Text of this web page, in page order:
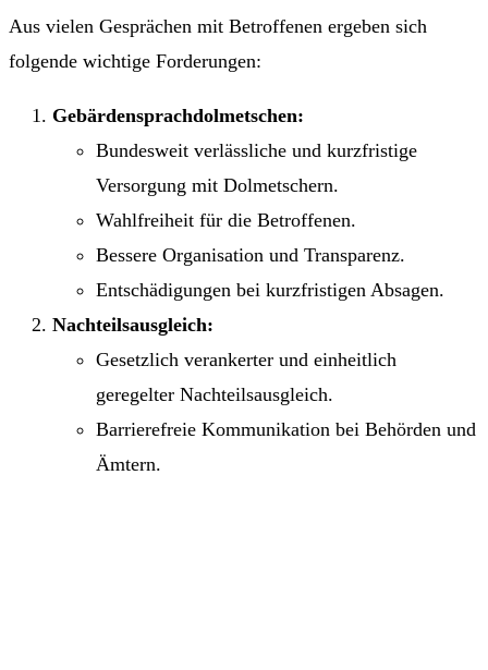
Aus vielen Gesprächen mit Betroffenen ergeben sich
folgende wichtige Forderungen:
Gebärdensprachdolmetschen:
Bundesweit verlässliche und kurzfristige
Versorgung mit Dolmetschern.
Wahlfreiheit für die Betroffenen.
Bessere Organisation und Transparenz.
Entschädigungen bei kurzfristigen Absagen.
Nachteilsausgleich:
Gesetzlich verankerter und einheitlich
geregelter Nachteilsausgleich.
Barrierefreie Kommunikation bei Behörden und
Ämtern.